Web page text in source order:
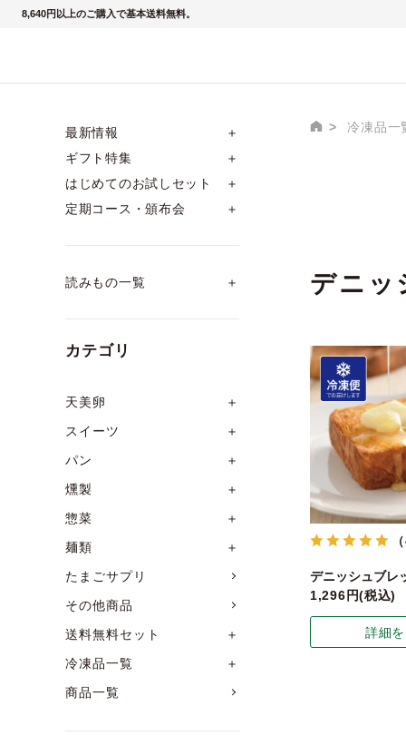
8,640円以上のご購入で基本送料無料。
最新情報
＋
ギフト特集
＋
はじめてのお試しセット
＋
定期コース・頒布会
＋
読みもの一覧 ＋
カテゴリ
天美卵
＋
スイーツ
＋
パン
＋
燻製
＋
惣菜
＋
麺類
＋
たまごサプリ
その他商品
送料無料セット
＋
冷凍品一覧
＋
商品一覧
冷凍品一
デニッ
デニッシュブレ
1,296
税込
詳細